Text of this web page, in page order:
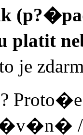
platit
je
/